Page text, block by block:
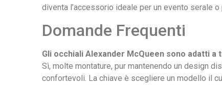
diventa l’accessorio ideale per un evento serale
Domande Frequenti
Gli occhiali Alexander McQueen sono adatti a
Sì, molte montature, pur mantenendo un design
confortevoli. La chiave è scegliere un modello il